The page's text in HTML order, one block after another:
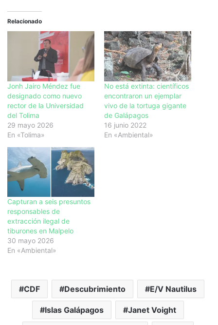
Relacionado
Jonh Jairo Méndez fue
designado como nuevo
rector de la Universidad
del Tolima
29 mayo 2026
En «Tolima»
No está extinta: científicos
encontraron un ejemplar
vivo de la tortuga gigante
de Galápagos
16 junio 2022
En «Ambiental»
Capturan a seis presuntos
responsables de
extracción ilegal de
tiburones en Malpelo
30 mayo 2026
En «Ambiental»
CDF Descubrimiento E/V Nautilus
Islas Galápagos Janet Voight